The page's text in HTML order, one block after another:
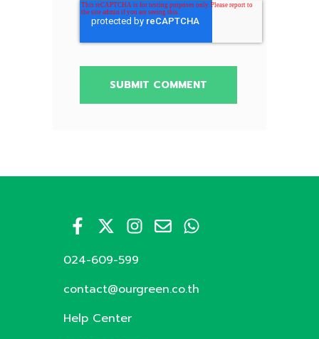
024-609-599
contact@ourgreen.co.th
Help Center